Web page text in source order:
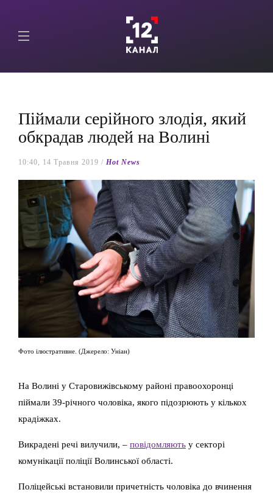
Піймали серійного злодія, який
обкрадав людей на Волині
10:40, 14 Травня 2019 / Hot News
Фото ілюстративне. (Джерело: Уніан)
На Волині у Старовижівському районі правоохоронці
піймали 39-річного чоловіка, якого підозрюють у кількох
крадіжках.
Викрадені речі вилучили, – повідомляють у секторі
комунікації поліції Волинської області.
Поліцейські встановили причетність чоловіка до вчинення